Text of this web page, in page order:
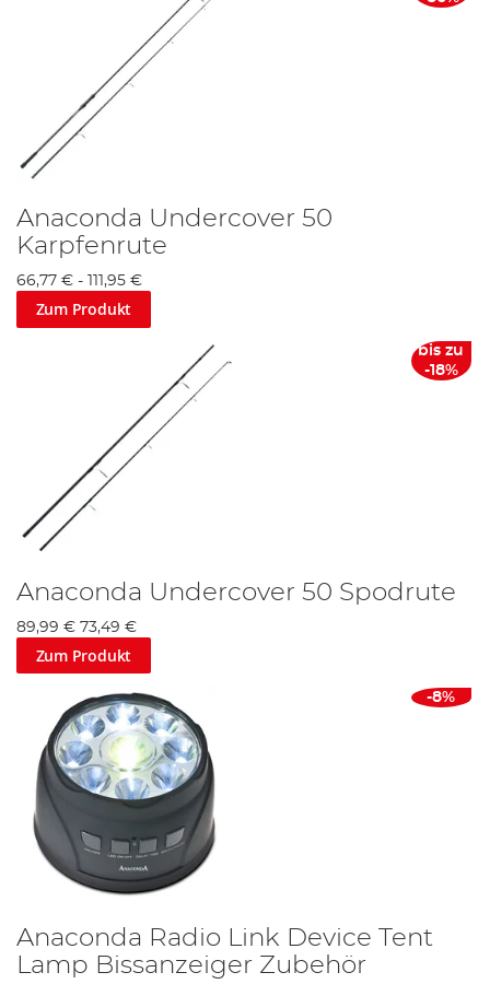
Anaconda Undercover 50
Karpfenrute
66,77 € - 111,95 €
Zum Produkt
bis zu
-18%
Anaconda Undercover 50 Spodrute
89,99 € 73,49 €
Zum Produkt
-8%
Anaconda Radio Link Device Tent
Lamp Bissanzeiger Zubehör